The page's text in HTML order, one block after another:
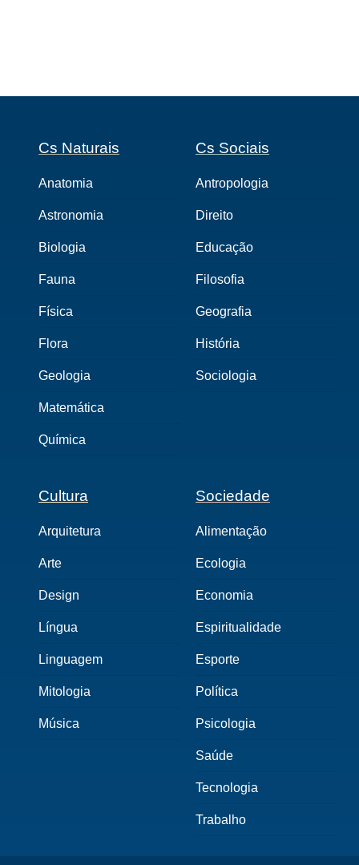
Cs Naturais
Anatomia
Astronomia
Biologia
Fauna
Física
Flora
Geologia
Matemática
Química
Cs Sociais
Antropologia
Direito
Educação
Filosofia
Geografia
História
Sociologia
Cultura
Arquitetura
Arte
Design
Língua
Linguagem
Mitologia
Música
Sociedade
Alimentação
Ecologia
Economia
Espiritualidade
Esporte
Política
Psicologia
Saúde
Tecnologia
Trabalho